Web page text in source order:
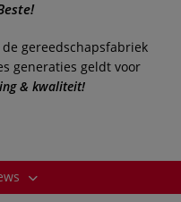
de gereedschapsfabriek
generaties geldt voor
& kwaliteit!